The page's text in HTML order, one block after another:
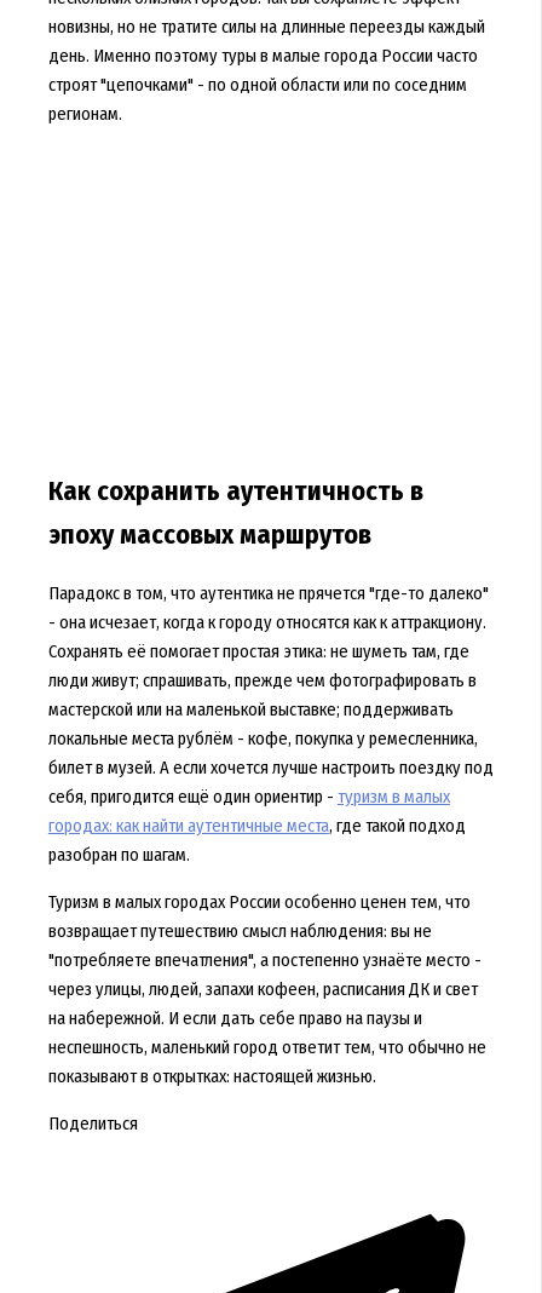
новизны, но не тратите силы на длинные переезды каждый
день. Именно поэтому туры в малые города России часто
строят "цепочками" - по одной области или по соседним
регионам.
Как сохранить аутентичность в
эпоху массовых маршрутов
Парадокс в том, что аутентика не прячется "где-то далеко"
- она исчезает, когда к городу относятся как к аттракциону.
Сохранять её помогает простая этика: не шуметь там, где
люди живут; спрашивать, прежде чем фотографировать в
мастерской или на маленькой выставке; поддерживать
локальные места рублём - кофе, покупка у ремесленника,
билет в музей. А если хочется лучше настроить поездку под
себя, пригодится ещё один ориентир - туризм в малых
городах: как найти аутентичные места, где такой подход
разобран по шагам.
Туризм в малых городах России особенно ценен тем, что
возвращает путешествию смысл наблюдения: вы не
"потребляете впечатления", а постепенно узнаёте место -
через улицы, людей, запахи кофеен, расписания ДК и свет
на набережной. И если дать себе право на паузы и
неспешность, маленький город ответит тем, что обычно не
показывают в открытках: настоящей жизнью.
Поделиться